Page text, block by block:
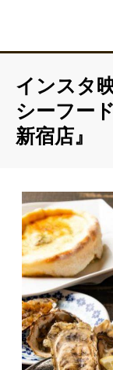
インスタ
シーフー
新宿店』